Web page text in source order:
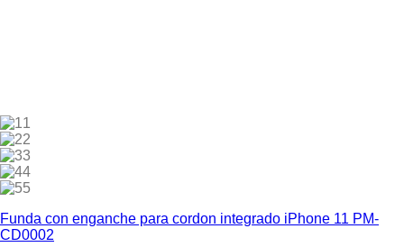
1
2
3
4
5
Funda con enganche para cordon integrado iPhone 11 PM-
CD0002